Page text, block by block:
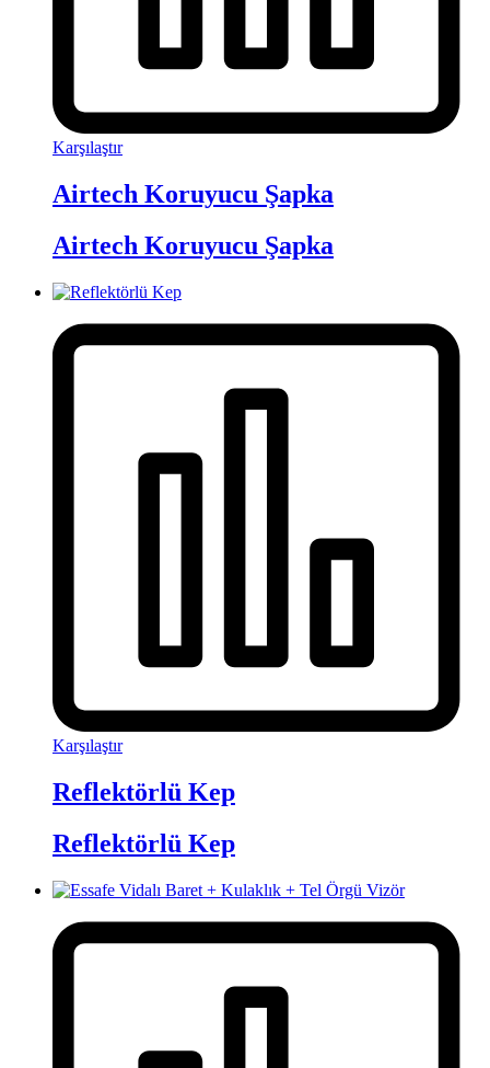
Karşılaştır
Airtech Koruyucu Şapka
Airtech Koruyucu Şapka
Karşılaştır
Reflektörlü Kep
Reflektörlü Kep